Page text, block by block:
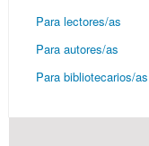
Para lectores/as
Para autores/as
Para bibliotecarios/as